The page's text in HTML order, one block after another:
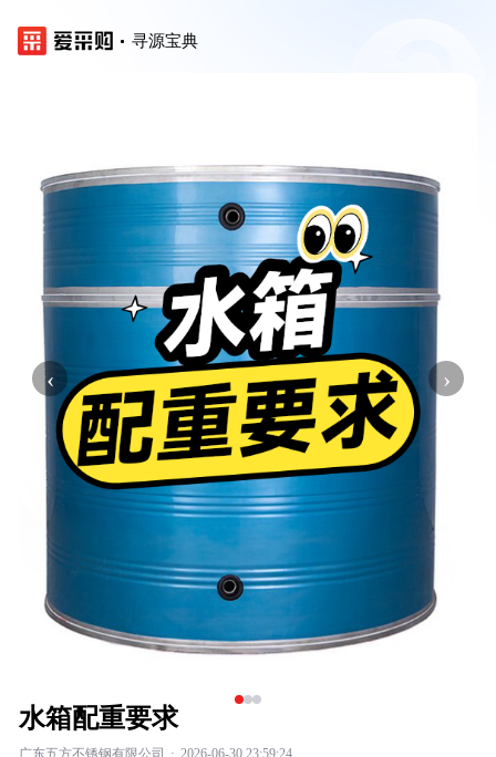
寻源宝典
‹ ›
水箱配重要求
广东五方不锈钢有限公司 · 2026-06-30 23:59:24